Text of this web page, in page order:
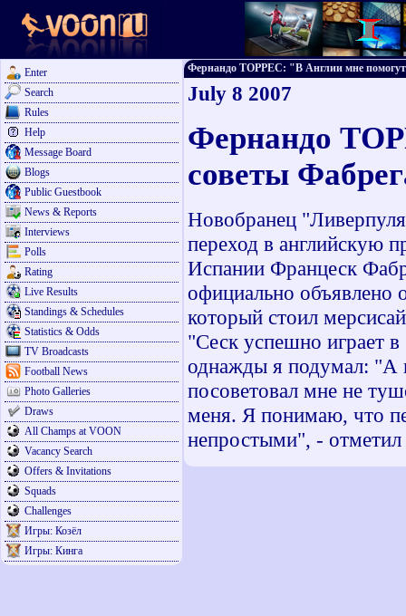
Enter
Search
Rules
Help
Message Board
Blogs
Public Guestbook
News & Reports
Interviews
Polls
Rating
Live Results
Standings & Schedules
Statistics & Odds
TV Broadcasts
Football News
Photo Galleries
Draws
All Champs at VOON
Vacancy Search
Offers & Invitations
Squads
Challenges
Игры: Козёл
Игры: Кинга
Фернандо ТОРРЕС: "В Англии мне помогут
July 8 2007
Фернандо
советы
Новобранец
переход в английскую
Испании Францеск
официально объявлено
который стоил
"Сеск успешно играет
однажды я подумал: "А
посоветовал мне не
меня. Я понимаю, что
непростыми", -